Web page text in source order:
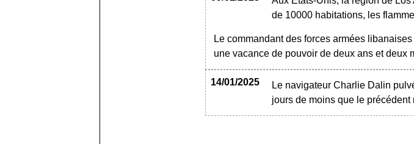
de 10000 habitations, les
Le commandant des forces armées
une vacance de pouvoir de deux ans et deux
14/01/2025
Le navigateur Charlie Dalin
jours de moins que le précédent